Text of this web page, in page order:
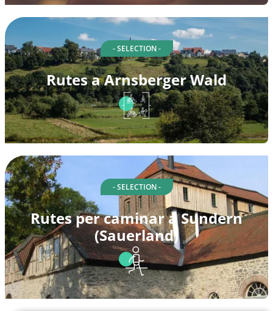
- SELECTION -
Rutes a Arnsberger Wald
- SELECTION -
Rutes per caminar a Sundern
(Sauerland)